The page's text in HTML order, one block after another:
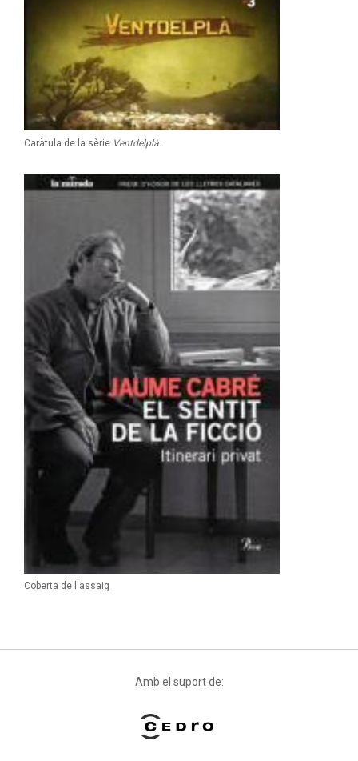
Caràtula de la sèrie Ventdelplà
Coberta de l'assaig .
Amb el suport de: